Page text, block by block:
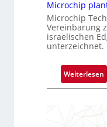
r
m
Microchip
Microchip
Vereinbarung
israelischen
unterzeichnet.
Weiterlesen